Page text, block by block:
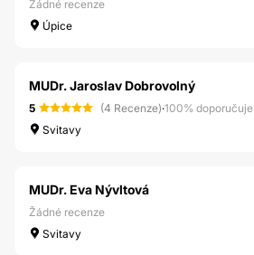
Žádné recenze
Úpice
MUDr. Jaroslav Dobrovolný
5 (4 Recenze)·100% doporučuje
Svitavy
MUDr. Eva Nývltová
Žádné recenze
Svitavy